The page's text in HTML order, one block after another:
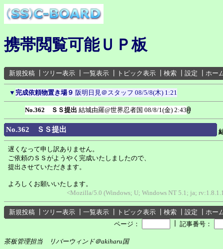
携帯閲覧可能ＵＰ板
新規投稿 ツリー表示 一覧表示 トピック表示 検索 設定 ホー
▼ 完成依頼物置き場９ 阪明日見＠スタッフ 08/5/8(木) 1:21
No.362 ＳＳ提出 結城由羅@世界忍者国 08/8/1(金) 2:43
No.362 ＳＳ提出
遅くなって申し訳ありません。
ご依頼のＳＳがようやく完成いたしましたので、
提出させていただきます。
よろしくお願いいたします。
<Mozilla/5.0 (Windows; U; Windows NT 5.1; ja;
新規投稿 ツリー表示 一覧表示 トピック表示 検索 設定
ホー
ページ：
記事番号：
茶板管理担当 リバーウィンド＠akiharu国